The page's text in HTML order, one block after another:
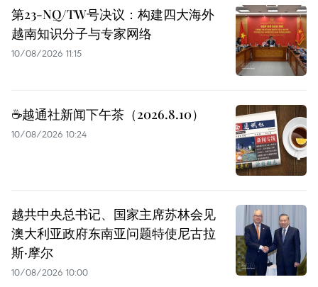
第23-NQ/TW号决议：构建四大海外
越南知识分子与专家网络
10/08/2026 11:15
☕️越通社新闻下午茶（2026.8.10）
10/08/2026 10:24
越共中央总书记、国家主席苏林会见
澳大利亚政府东南亚问题特使尼古拉
斯·摩尔
10/08/2026 10:00